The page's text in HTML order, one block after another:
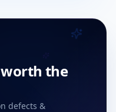
the
defects &